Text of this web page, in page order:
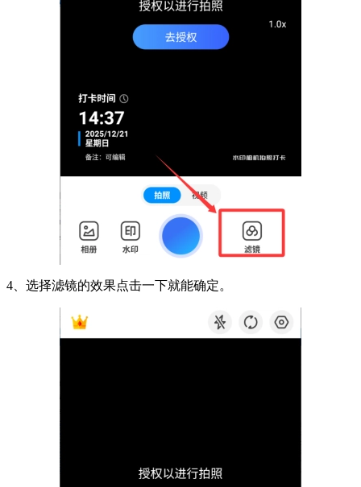
4、选择滤镜的效果点击一下就能确定。